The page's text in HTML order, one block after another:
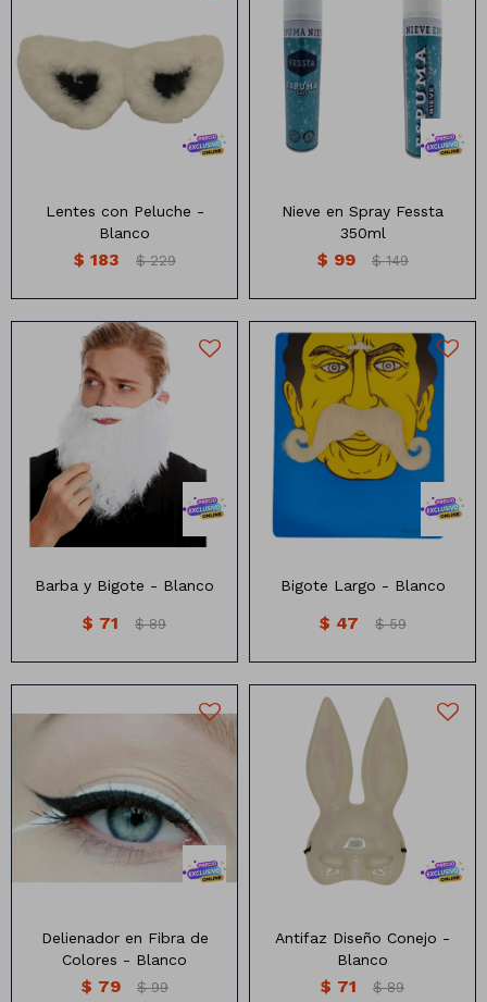
Lentes con borde de peluche
Lentes con Peluche -
Blanco
$ 183 $ 229
Nieve en spray 350ml
Nieve en Spray Fessta
350ml
$ 99 $ 149
Barba y Bigote - Blanco
$ 71 $ 89
Bigote Largo
Bigote Largo - Blanco
$ 47 $ 59
Delineador en fibra de
colores
Delienador en Fibra de
Colores - Blanco
$ 79 $ 99
Antifa diseño conejo
Antifaz Diseño Conejo -
Blanco
$ 71 $ 89